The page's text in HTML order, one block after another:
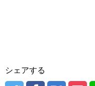
シェアする